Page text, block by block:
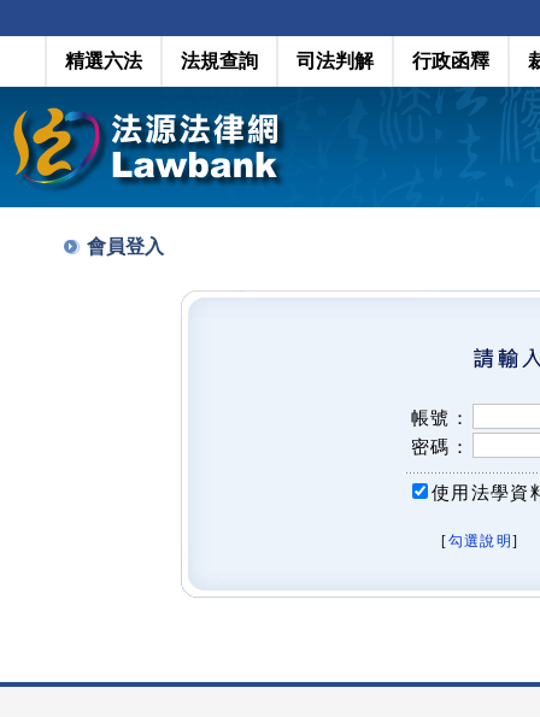
精選六法 法規查詢 司法判解 行政函釋
會員登入
帳號：
密碼：
使用法學資
[勾選說明 ]